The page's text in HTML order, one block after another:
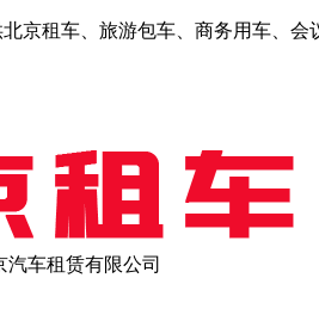
京租车、旅游包车、商务用车、
汽车租赁有限公司